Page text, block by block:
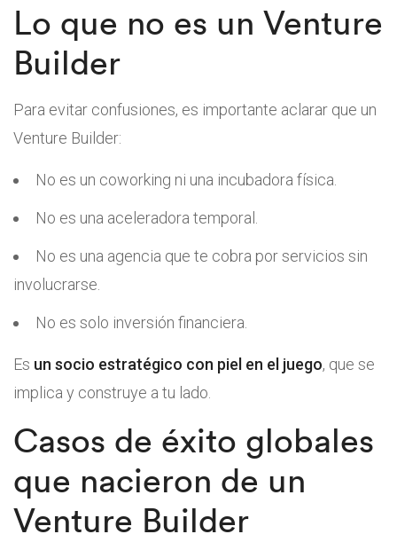
Lo que no es un Venture
Builder
Para evitar confusiones, es importante aclarar que un
Venture Builder:
No es un coworking ni una incubadora física.
No es una aceleradora temporal.
No es una agencia que te cobra por servicios sin
involucrarse.
No es solo inversión financiera.
Es un socio estratégico con piel en el juego, que se
implica y construye a tu lado.
Casos de éxito globales
que nacieron de un
Venture Builder